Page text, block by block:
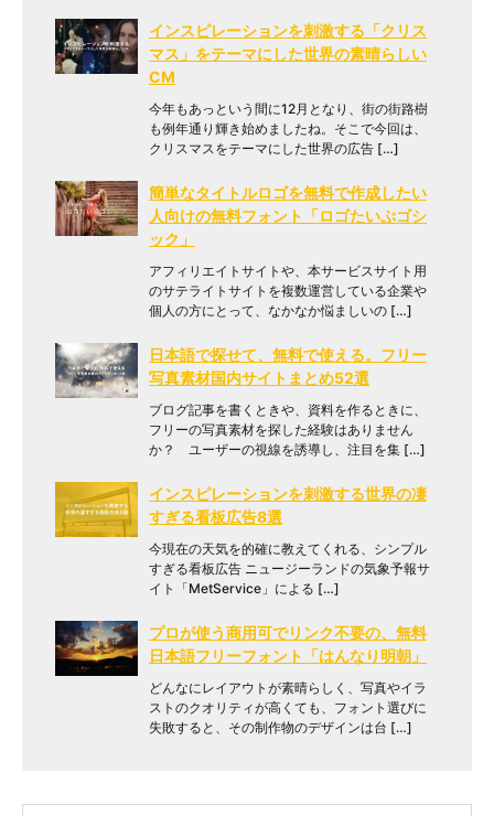
インスピレーションを刺激する「クリス
マス」をテーマにした世界の素晴らしい
CM
今年もあっという間に12月となり、街の街路樹
も例年通り輝き始めましたね。そこで今回は、
クリスマスをテーマにした世界の広告 […]
簡単なタイトルロゴを無料で作成したい
人向けの無料フォント「ロゴたいぷゴシ
ック」
アフィリエイトサイトや、本サービスサイト用
のサテライトサイトを複数運営している企業や
個人の方にとって、なかなか悩ましいの […]
日本語で探せて、無料で使える。フリー
写真素材国内サイトまとめ52選
ブログ記事を書くときや、資料を作るときに、
フリーの写真素材を探した経験はありません
か？ ユーザーの視線を誘導し、注目を集 […]
インスピレーションを刺激する世界の凄
すぎる看板広告8選
今現在の天気を的確に教えてくれる、シンプル
すぎる看板広告 ニュージーランドの気象予報サ
イト「MetService」による […]
プロが使う商用可でリンク不要の、無料
日本語フリーフォント「はんなり明朝」
どんなにレイアウトが素晴らしく、写真やイラ
ストのクオリティが高くても、フォント選びに
失敗すると、その制作物のデザインは台 […]